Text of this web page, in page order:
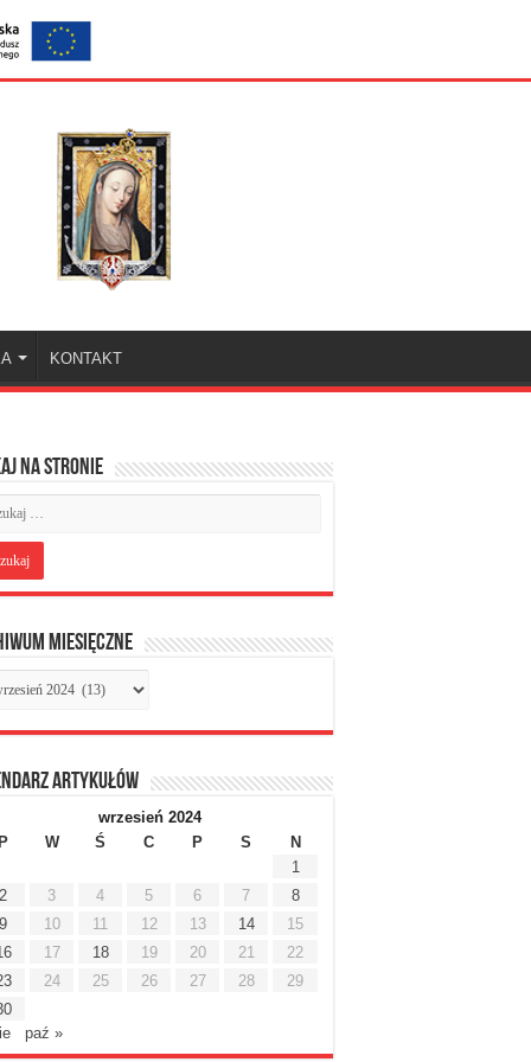
KONTAKT
na stronie
miesięczne
artykułów
wrzesień 2024
P
W Ś C P S
N
1
2
3 4 5 6 7
8
9
10 11 12 13 14
15
17 18 19 20 21
22
24 25 26 27 28
29
paź »